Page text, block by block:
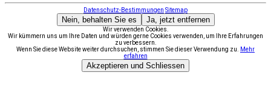
Datenschutz-Bestimmungen Sitemap
Nein, behalten Sie es Ja, jetzt entfernen
Wir verwenden Cookies.
Wir kümmern uns um Ihre Daten und würden gerne Cookies verwenden, um Ihre Erfahrungen
zu verbessern.
Wenn Sie diese Website weiter durchsuchen, stimmen Sie dieser Verwendung zu.
Mehr
erfahren
Akzeptieren und Schliessen